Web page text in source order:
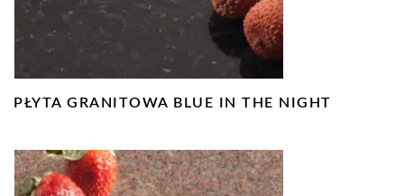
PŁYTA GRANITOWA BLUE IN THE NIGHT